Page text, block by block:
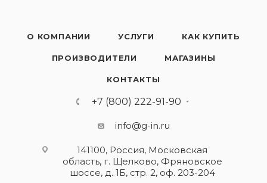
О КОМПАНИИ УСЛУГИ КАК КУПИТЬ
ПРОИЗВОДИТЕЛИ МАГАЗИНЫ
КОНТАКТЫ
+7 (800) 222-91-90
info@g-in.ru
141100, Россия, Московская
область, г. Щелково, Фряновское
шоссе, д. 1Б, стр. 2, оф. 203-204